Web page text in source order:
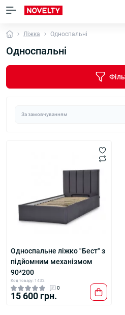
Ліжка Односпальні
Односпальні
Односпальне ліжко "Бест" з
підйомним механізмом
90*200
Код товару: 1432
0
15 600 грн.